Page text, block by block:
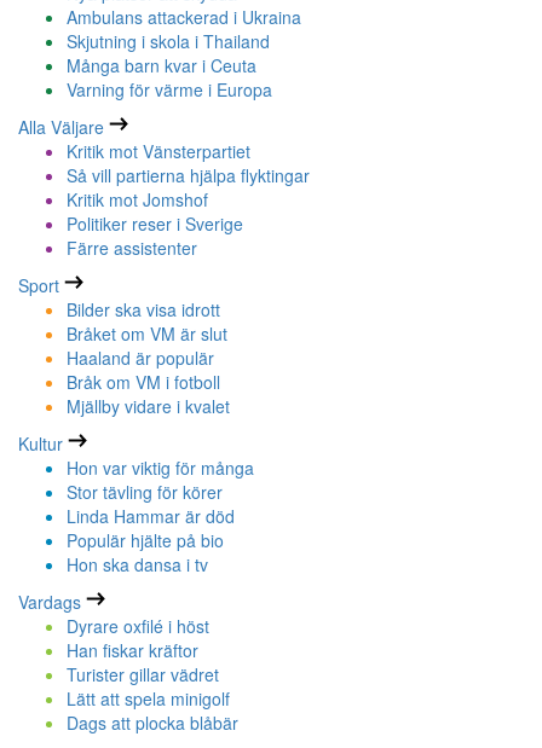
Ambulans attackerad i Ukraina
Skjutning i skola i Thailand
Många barn kvar i Ceuta
Varning för värme i Europa
Alla Väljare
Kritik mot Vänsterpartiet
Så vill partierna hjälpa flyktingar
Kritik mot Jomshof
Politiker reser i Sverige
Färre assistenter
Sport
Bilder ska visa idrott
Bråket om VM är slut
Haaland är populär
Bråk om VM i fotboll
Mjällby vidare i kvalet
Kultur
Hon var viktig för många
Stor tävling för körer
Linda Hammar är död
Populär hjälte på bio
Hon ska dansa i tv
Vardags
Dyrare oxfilé i höst
Han fiskar kräftor
Turister gillar vädret
Lätt att spela minigolf
Dags att plocka blåbär